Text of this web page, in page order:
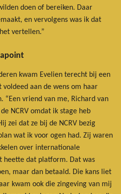
doen of bereiken. Daar
en vervolgens was ik dat
vertellen.”
kwam Evelien terecht bij een
aan de wens om haar
“Een vriend van me, Richard van
NCRV omdat ik stage heb
zei dat ze bij de NCRV bezig
wat ik voor ogen had. Zij waren
over internationale
heette dat platform. Dat was
maar dan betaald. Die kans liet
kwam ook die zingeving van mij